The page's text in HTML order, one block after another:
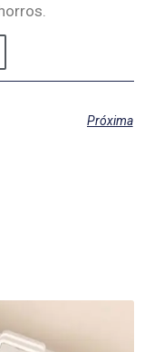
Próxima